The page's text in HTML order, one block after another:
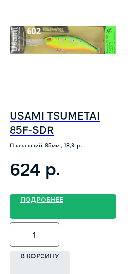
USAMI TSUMETAI
85F-SDR
Плавающий, 85мм., 18,8гр.
624 р.
ПОДРОБНЕЕ
В КОРЗИНУ